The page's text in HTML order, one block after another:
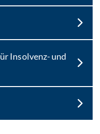
Insolvenz- und